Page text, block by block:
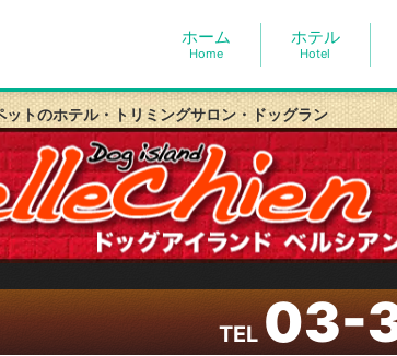
ホーム
Home
ホテル
Hotel
ットのホテル・トリミングサロン・ドッグラ
TEL 03-